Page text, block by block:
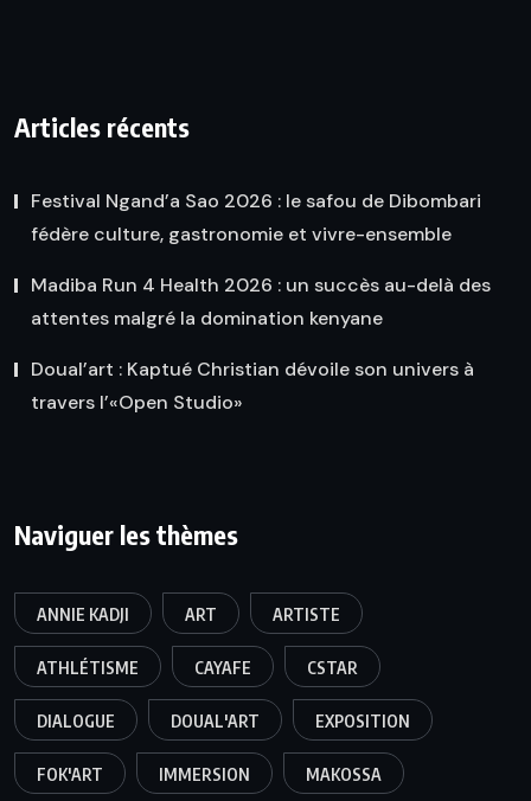
Articles récents
Festival Ngand’a Sao 2026 : le safou de Dibombari
fédère culture, gastronomie et vivre-ensemble
Madiba Run 4 Health 2026 : un succès au-delà des
attentes malgré la domination kenyane
Doual’art : Kaptué Christian dévoile son univers à
travers l’«Open Studio»
Naviguer les thèmes
ANNIE KADJI ART ARTISTE
ATHLÉTISME CAYAFE CSTAR
DIALOGUE DOUAL'ART EXPOSITION
FOK'ART IMMERSION MAKOSSA